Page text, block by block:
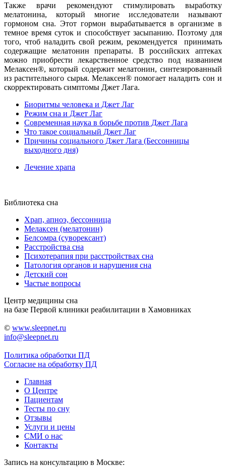
Также врачи рекомендуют стимулировать выработку
мелатонина, который многие исследователи называют
гормоном сна. Этот гормон вырабатывается в организме в
темное время суток и способствует засыпанию. Поэтому для
того, чтоб наладить свой режим, рекомендуется принимать
содержащие мелатонин препараты. В российских аптеках
можно приобрести лекарственное средство под названием
Мелаксен®, который содержит мелатонин, синтезированный
из растительного сырья. Мелаксен® помогает наладить сон и
скорректировать симптомы Джет Лага.
Биоритмы человека и Джет Лаг
Режим сна и Джет Лаг
Современная наука в борьбе против Джет Лага
Что такое социальный Джет Лаг
Причины социального Джет Лага (Бессонницы
выходного дня)
Лечение храпа
Библиотека сна
Храп, апноэ, бессонница
Мелаксен (мелатонин)
Белсомра (суворексант)
Расстройства сна
Психотерапия при расстройствах сна
Патология органов и нарушения сна
Детский сон
Частые вопросы
Центр медицины сна
на базе Первой клиники реабилитации в Хамовниках
© www.sleepnet.ru
info@sleepnet.ru
Политика обработки ПД
Согласие на обработку ПД
Главная
О Центре
Пациентам
Тесты по сну
Отзывы
Услуги и цены
СМИ о нас
Контакты
Запись на консультацию в Москве: